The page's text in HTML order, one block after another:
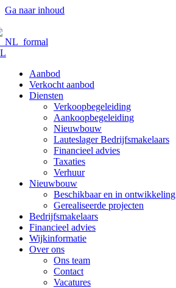
Ga naar inhoud
Aanbod
Verkocht aanbod
Diensten
Verkoopbegeleiding
Aankoopbegeleiding
Nieuwbouw
Lauteslager Bedrijfsmakelaars
Financieel advies
Taxaties
Verhuur
Nieuwbouw
Beschikbaar en in ontwikkeling
Gerealiseerde projecten
Bedrijfsmakelaars
Financieel advies
Wijkinformatie
Over ons
Ons team
Contact
Vacatures